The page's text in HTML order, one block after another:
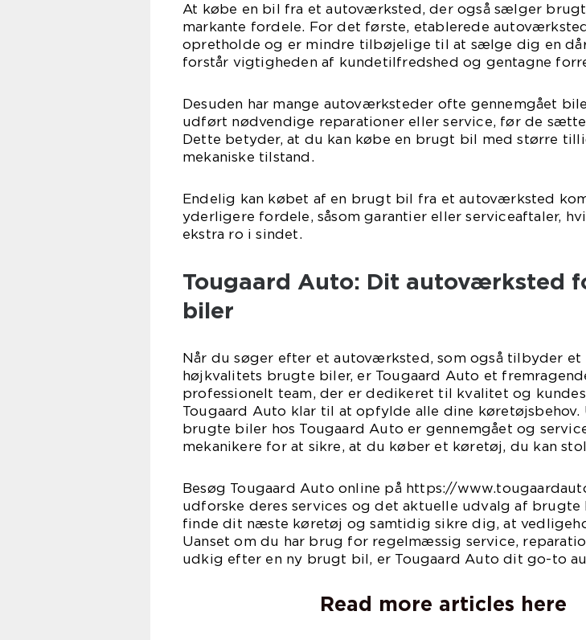
At købe en bil fra et autoværksted, der også sælger
markante fordele. For det første, etablerede
opretholde og er mindre tilbøjelige til at sælge dig en
forstår vigtigheden af kundetilfredshed og gentagne
Desuden har mange autoværksteder ofte gennemgået
udført nødvendige reparationer eller service, før de
Dette betyder, at du kan købe en brugt bil med større
mekaniske tilstand.
Endelig kan købet af en brugt bil fra et autoværksted
yderligere fordele, såsom garantier eller serviceaftaler,
ekstra ro i sindet.
Tougaard Auto: Dit autoværksted
biler
Når du søger efter et autoværksted, som også tilbyder et
højkvalitets brugte biler, er Tougaard Auto et
professionelt team, der er dedikeret til kvalitet og
Tougaard Auto klar til at opfylde alle dine
brugte biler hos Tougaard Auto er gennemgået og
mekanikere for at sikre, at du køber et køretøj, du kan
Besøg Tougaard Auto online på https://
udforske deres services og det aktuelle udvalg af brugte
finde dit næste køretøj og samtidig sikre dig, at
Uanset om du har brug for regelmæssig service,
udkig efter en ny brugt bil, er Tougaard Auto dit go-to
Read more articles here